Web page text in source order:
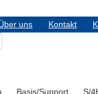
uns Kontakt
Basis/Support S/